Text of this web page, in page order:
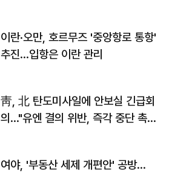
이란·오만, 호르무즈 '중앙항로 통항'
추진…입항은 이란 관리
靑, 北 탄도미사일에 안보실 긴급회
의…"유엔 결의 위반, 즉각 중단 촉
여야, '부동산 세제 개편안' 공방…